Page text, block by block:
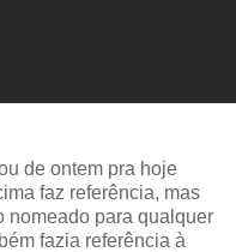
de ontem pra hoje
faz referência, mas
nomeado para qualquer
fazia referência à